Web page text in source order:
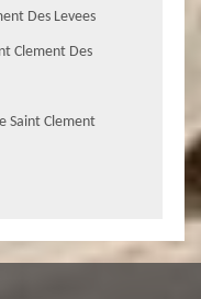
Des Levees
Clement Des
Saint Clement